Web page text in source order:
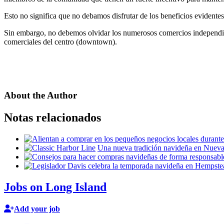
Esto no significa que no debamos disfrutar de los beneficios
Sin embargo, no debemos olvidar los numerosos comercios
comerciales del centro (downtown).
About the Author
Notas relacionados
Una nueva tradición navideña en
Jobs on Long Island
Add your job